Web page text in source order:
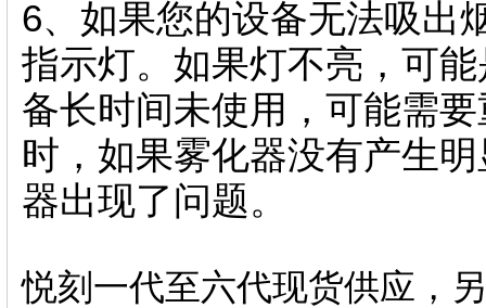
6、如果您的设备无法吸出
指示灯。如果灯不亮，可
备长时间未使用，可能需
时，如果雾化器没有产生
器出现了问题。
悦刻一代至六代现货供应，